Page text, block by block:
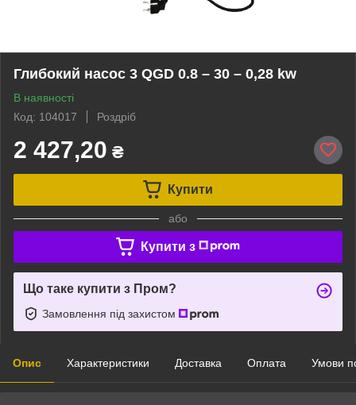
Глибокий насос 3 QGD 0.8 – 30 – 0,28 kw
В наявності
Код: 104017
Роздріб
2 427,20 ₴
Купити
або
Купити з
Що таке купити з Пром?
Замовлення під захистом
Опис Характеристики Доставка Оплата Умови